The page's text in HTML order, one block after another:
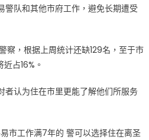
警队和其他市府工作，避免长期遭受
察，根据上周统计还缺129名，至于市
占16%。
者认为住在市里更能了解他们所服务
市工作满7年的 警可以选择住在离圣